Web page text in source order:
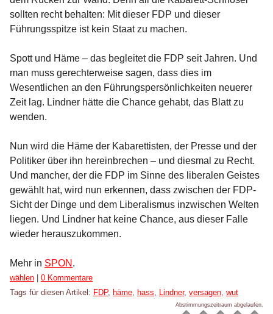
sollten recht behalten: Mit dieser FDP und dieser
Führungsspitze ist kein Staat zu machen.
Spott und Häme – das begleitet die FDP seit Jahren. Und
man muss gerechterweise sagen, dass dies im
Wesentlichen an den Führungspersönlichkeiten neuerer
Zeit lag. Lindner hätte die Chance gehabt, das Blatt zu
wenden.
Nun wird die Häme der Kabarettisten, der Presse und der
Politiker über ihn hereinbrechen – und diesmal zu Recht.
Und mancher, der die FDP im Sinne des liberalen Geistes
gewählt hat, wird nun erkennen, dass zwischen der FDP-
Sicht der Dinge und dem Liberalismus inzwischen Welten
liegen. Und Lindner hat keine Chance, aus dieser Falle
wieder herauszukommen.
Mehr in SPON .
Kategorien:
wählen
0 Kommentare
Tags für diesen Artikel: FDP, häme hass Lindner, versagen wut
Abstimmungszeitraum abgelaufen.